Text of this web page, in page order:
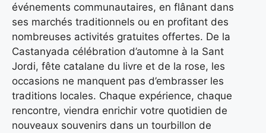
événements communautaires, en flânant dans
ses marchés traditionnels ou en profitant des
nombreuses activités gratuites offertes. De la
Castanyada célébration d’automne à la Sant
Jordi, fête catalane du livre et de la rose, les
occasions ne manquent pas d’embrasser les
traditions locales. Chaque expérience, chaque
rencontre, viendra enrichir votre quotidien de
nouveaux souvenirs dans un tourbillon de